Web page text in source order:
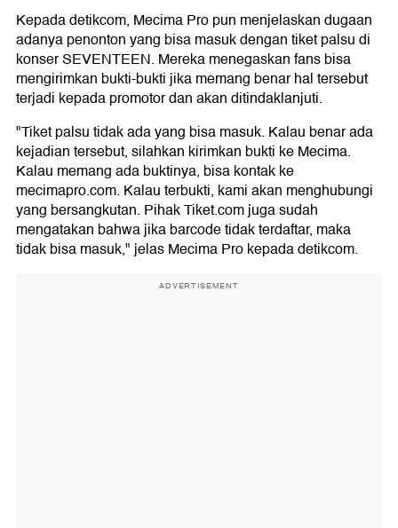
Kepada detikcom, Mecima Pro pun menjelaskan dugaan
adanya penonton yang bisa masuk dengan tiket palsu di
konser SEVENTEEN. Mereka menegaskan fans bisa
mengirimkan bukti-bukti jika memang benar hal tersebut
terjadi kepada promotor dan akan ditindaklanjuti.
"Tiket palsu tidak ada yang bisa masuk. Kalau benar ada
kejadian tersebut, silahkan kirimkan bukti ke Mecima.
Kalau memang ada buktinya, bisa kontak ke
mecimapro.com. Kalau terbukti, kami akan menghubungi
yang bersangkutan. Pihak Tiket.com juga sudah
mengatakan bahwa jika barcode tidak terdaftar, maka
tidak bisa masuk," jelas Mecima Pro kepada detikcom.
ADVERTISEMENT